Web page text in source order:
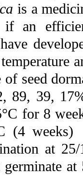
is a
an
seed
89, 39,
for 8
(4
at
germinate